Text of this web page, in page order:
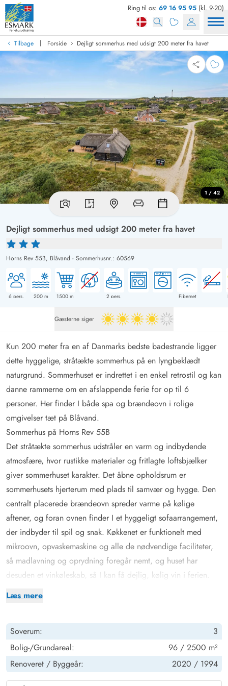
Ring til os: 69 16 95 95 (kl. 9-20)
Tilbage | Forside Dejligt sommerhus med udsigt 200 meter fra havet
Dejligt sommerhus med udsigt 200 meter fra havet
Horns Rev 55B, Blåvand - Sommerhusnr.: 60569
6 pers. 200m 1500 m 2 pers. Fibernet
1 / 42
Gæsterne siger 4 ud af 5
Læs mere
Kun 200 meter fra en af Danmarks bedste badestrande ligger
dette hyggelige, stråtækte sommerhus på en lyngbeklædt
naturgrund. Sommerhuset er indrettet i en enkel retrostil og kan
danne rammerne om en afslappende ferie for op til 6
personer. Her finder I både spa og brændeovn i rolige
omgivelser tæt på Blåvand.
Sommerhus på Horns Rev 55B
Det stråtækte sommerhus udstråler en varm og indbydende
atmosfære, hvor rustikke materialer og fritlagte loftsbjælker
giver sommerhuset karakter. Det åbne opholdsrum er
sommerhusets hjerterum med plads til samvær og hygge. Den
centralt placerede brændeovn spreder varme på kølige
aftener, og foran ovnen finder I et hyggeligt sofaarrangement,
der indbyder til spil og snak. Køkkenet er funktionelt med
mikroovn, opvaskemaskine og alle de nødvendige faciliteter,
så madlavning og oprydning foregår nemt, og huset har
desuden et vinkøleskab, så I kan få dejlig, kølig vin i ferien.
Badeværelset er opdelt med et separat rum, hvor spabad til to
soveværelser giver plads til en god nats søvn, hvor I kan lade
batterierne op efter en dag ved havet eller på opdagelse i
området.
Terrasse og natur tæt på Vesterhavet
Soverum:
3
Bolig-/Grundareal:
96 / 2500 m²
Renoveret / Byggeår: 2020 / 1994